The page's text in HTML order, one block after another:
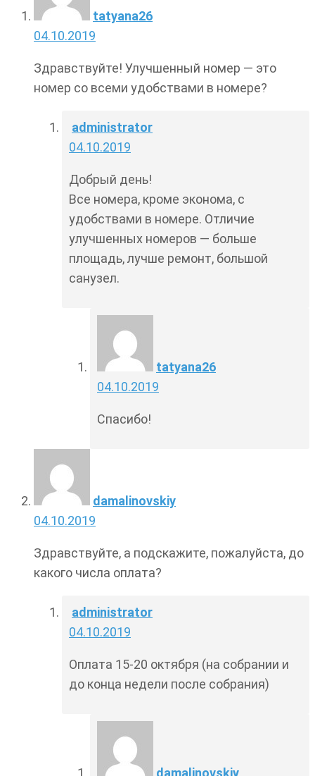
tatyana26
04.10.2019
Здравствуйте! Улучшенный номер — это
номер со всеми удобствами в номере?
administrator
04.10.2019
Добрый день!
Все номера, кроме эконома, с
удобствами в номере. Отличие
улучшенных номеров — больше
площадь, лучше ремонт, большой
санузел.
tatyana26
04.10.2019
Спасибо!
damalinovskiy
04.10.2019
Здравствуйте, а подскажите, пожалуйста, до
какого числа оплата?
administrator
04.10.2019
Оплата 15-20 октября (на собрании и
до конца недели после собрания)
damalinovskiy